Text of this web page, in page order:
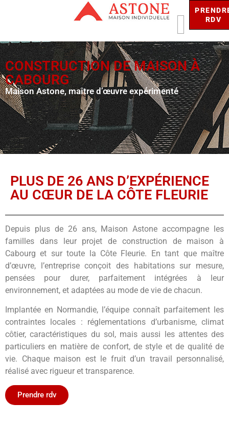
RDV
CONSTRUCTION DE MAISON À
CABOURG
Maison Astone, maître d’œuvre expérimenté
PLUS DE 26 ANS D’EXPÉRIENCE
AU CŒUR DE LA CÔTE FLEURIE
Depuis plus de 26 ans, Maison Astone accompagne les
familles dans leur projet de construction de maison à
Cabourg et sur toute la Côte Fleurie. En tant que maître
d’œuvre, l’entreprise conçoit des habitations sur mesure,
pensées pour durer, parfaitement intégrées à leur
environnement, et adaptées au mode de vie de chacun.
Implantée en Normandie, l’équipe connaît parfaitement les
contraintes locales : réglementations d’urbanisme, climat
côtier, caractéristiques du sol, mais aussi les attentes des
particuliers en matière de confort, de style et de qualité de
vie. Chaque maison est le fruit d’un travail personnalisé,
réalisé avec rigueur et transparence.
Prendre rdv